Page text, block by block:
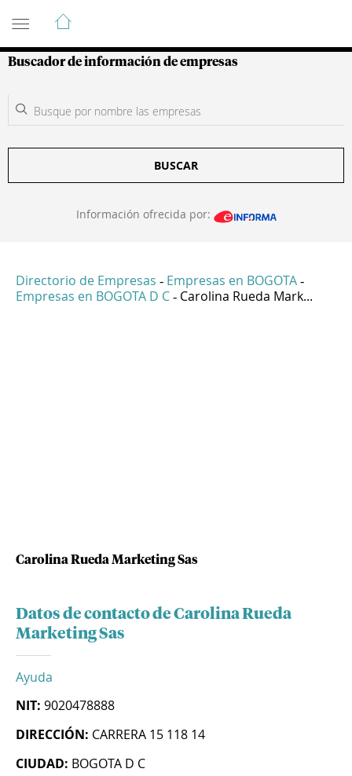
Guía de Empresas Colombianas
Buscador de información de empresas
BUSCAR
Información ofrecida por:
Directorio de Empresas - Empresas en BOGOTA -
Empresas en BOGOTA D C - Carolina Rueda Mark...
Carolina Rueda Marketing Sas
Datos de contacto de Carolina Rueda
Marketing Sas
Ayuda
NIT: 9020478888
DIRECCIÓN: CARRERA 15 118 14
CIUDAD: BOGOTA D C